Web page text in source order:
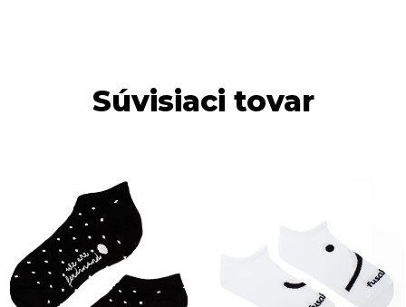
Súvisiaci tovar